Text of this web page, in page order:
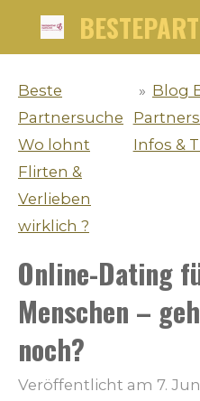
Beste
Partnersuche
Wo lohnt
Flirten &
Verlieben
wirklich ?
» Blog
Infos &
Online-Dating
Menschen –
noch?
Veröffentlicht am 7.